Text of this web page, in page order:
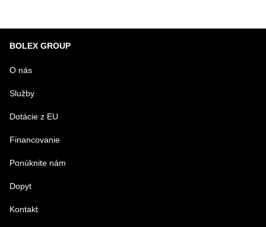
BOLEX GROUP
O nás
Služby
Dotácie z EU
Financovanie
Ponúknite nám
Dopyt
Kontakt